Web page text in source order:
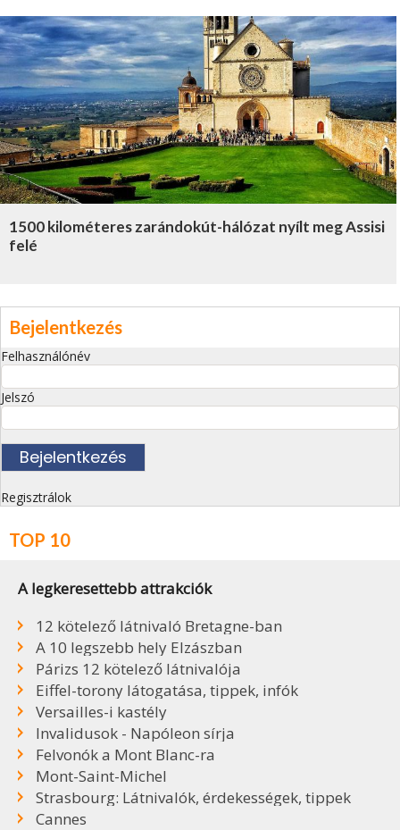
1500 kilométeres zarándokút-hálózat nyílt meg Assisi
felé
Bejelentkezés
Felhasználónév
Jelszó
Regisztrálok
TOP 10
A legkeresettebb attrakciók
12 kötelező látnivaló Bretagne-ban
A 10 legszebb hely Elzászban
Párizs 12 kötelező látnivalója
Eiffel-torony látogatása, tippek, infók
Versailles-i kastély
Invalidusok - Napóleon sírja
Felvonók a Mont Blanc-ra
Mont-Saint-Michel
Strasbourg: Látnivalók, érdekességek, tippek
Cannes